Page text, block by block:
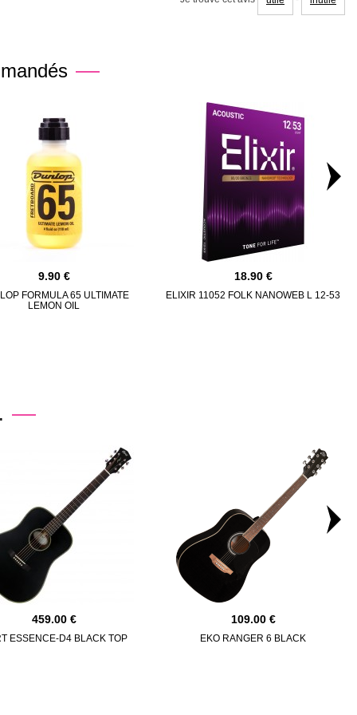
9.90
FORMULA 65 ULTIMATE
LEMON OIL
18.90
ELIXIR 11052 FOLK NANOWEB L 12-53
459.00
ESSENCE-D4 BLACK TOP
109.00
EKO RANGER 6 BLACK